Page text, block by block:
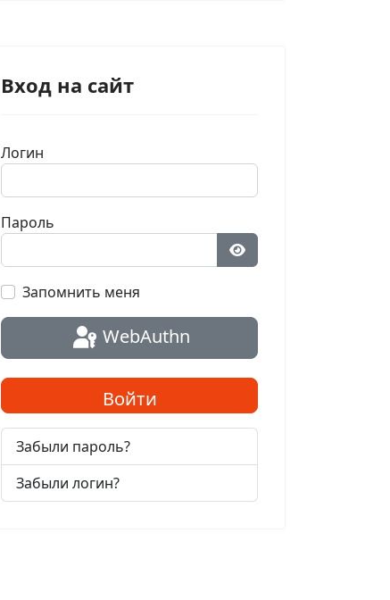
Вход на сайт
Логин
Пароль
Показать пароль
Запомнить меня
WebAuthn
Войти
Забыли пароль?
Забыли логин?